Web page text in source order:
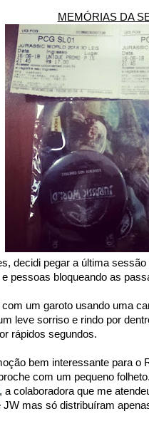
MEMÓRIAS DA
decidi pegar a última
pessoas bloqueando as
um garoto usando uma
leve sorriso e rindo por
rápidos segundos.
bem interessante para
com um pequeno
, a colaboradora que me
JW mas só distribuíram